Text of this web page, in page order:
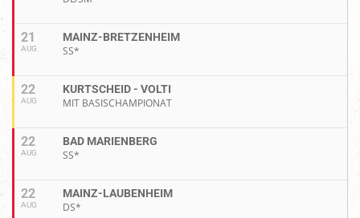
21
AUG
MAINZ-BRETZENHEIM
SS*
22
AUG
KURTSCHEID - VOLTI
MIT BASISCHAMPIONAT
22
AUG
BAD MARIENBERG
SS*
22
AUG
MAINZ-LAUBENHEIM
DS*